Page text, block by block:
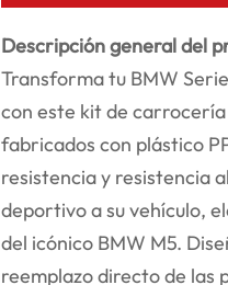
Descripción general del
Transforma tu BMW
con este kit de
fabricados con plástico
resistencia y resistencia
deportivo a su vehículo,
del icónico BMW M5.
reemplazo directo de las